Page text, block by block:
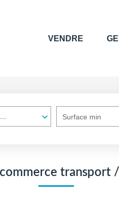
VENDRE
Surface min
transport